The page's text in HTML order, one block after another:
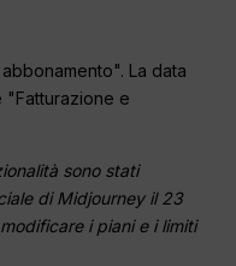
La data
"Fatturazione e
sono stati
di Midjourney il 23
i piani e i limiti